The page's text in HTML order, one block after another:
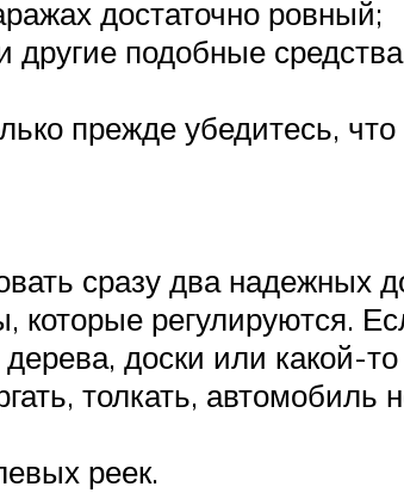
достаточно ровный;
другие подобные
прежде убедитесь, что
сразу два надежных
которые регулируются.
доски или какой-
толкать, автомобиль
реек.